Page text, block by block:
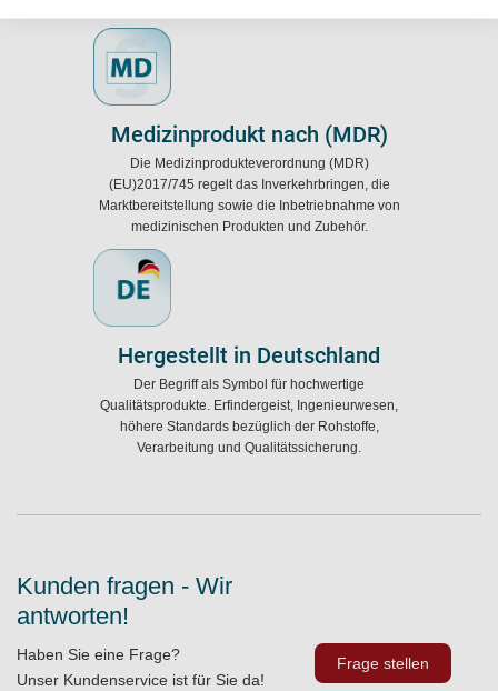
Medizinprodukt nach (MDR)
Die Medizinprodukteverordnung (MDR)
(EU)2017/745 regelt das Inverkehrbringen, die
Marktbereitstellung sowie die Inbetriebnahme von
medizinischen Produkten und Zubehör.
Hergestellt in Deutschland
Der Begriff als Symbol für hochwertige
Qualitätsprodukte. Erfindergeist, Ingenieurwesen,
höhere Standards bezüglich der Rohstoffe,
Verarbeitung und Qualitätssicherung.
Kunden fragen - Wir
antworten!
Haben Sie eine Frage?
Unser Kundenservice ist für Sie da!
Frage stellen